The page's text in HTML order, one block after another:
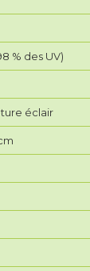
% des UV)
éclair